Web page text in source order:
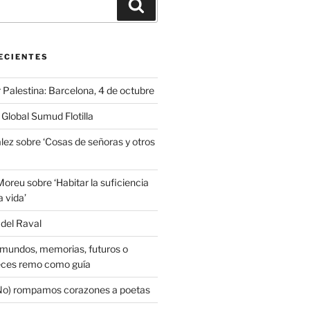
Barcelona, 4 de octubre
Sumud Flotilla
sobre ‘Cosas de señoras y otros
sobre ‘Habitar la suficiencia
vida’
Raval
memorias, futuros o
remo como guía
rompamos corazones a poetas